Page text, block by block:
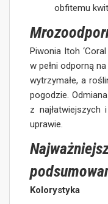
obfitemu
Piwonia Itoh
w pełni odporną
wytrzymałe, a
pogodzie.
z
uprawie.
Kolorystyka